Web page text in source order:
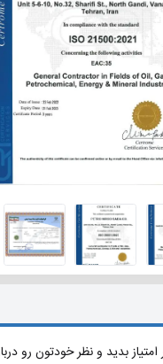
بدید و نظر خودتون رو